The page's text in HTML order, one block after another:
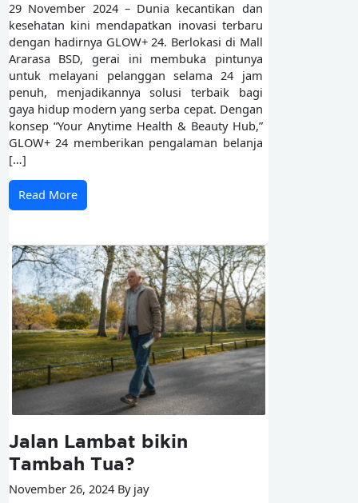
29 November 2024 – Dunia kecantikan dan
kesehatan kini mendapatkan inovasi terbaru
dengan hadirnya GLOW+ 24. Berlokasi di Mall
Ararasa BSD, gerai ini membuka pintunya
untuk melayani pelanggan selama 24 jam
penuh, menjadikannya solusi terbaik bagi
gaya hidup modern yang serba cepat. Dengan
konsep “Your Anytime Health & Beauty Hub,”
GLOW+ 24 memberikan pengalaman belanja
[…]
Read More
Jalan Lambat bikin
Tambah Tua?
November 26, 2024 By jay